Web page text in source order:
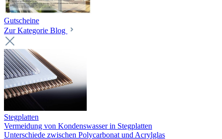
Gutscheine
Zur Kategorie Blog
Stegplatten
Vermeidung von Kondenswasser in Stegplatten
Unterschiede zwischen Polycarbonat und Acrylglas